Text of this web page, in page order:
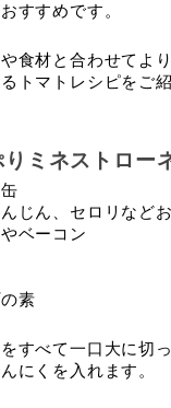
すすめです。
食材と合わせてよ
トマトレシピをご
ミネストロー
んじん、セロリなど
ベーコン
素
すべて一口大に切
にくを入れます。